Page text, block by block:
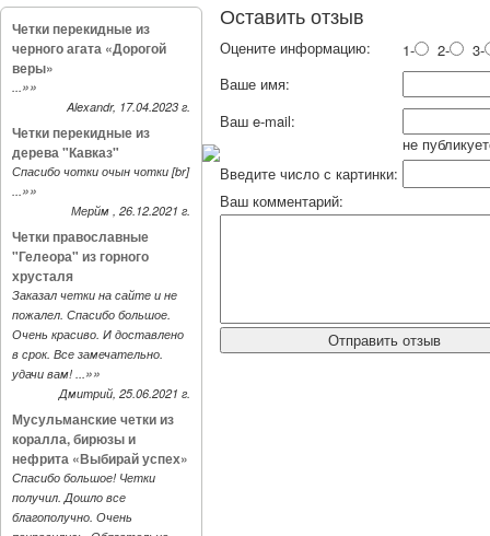
Четки перекидные из
черного агата «Дорогой
веры»
...»»
Alexandr, 17.04.2023 г.
Четки перекидные из
дерева "Кавказ"
Спасибо чотки очын чотки [br]
...»»
Мерйм , 26.12.2021 г.
Четки православные
"Гелеора" из горного
хрусталя
Заказал четки на сайте и не
пожалел. Спасибо большое.
Очень красиво. И доставлено
в срок. Все замечательно.
удачи вам! ...»»
Дмитрий, 25.06.2021 г.
Мусульманские четки из
коралла, бирюзы и
нефрита «Выбирай успех»
Спасибо большое! Четки
получил. Дошло все
благополучно. Очень
Оставить отзыв
Оцените информацию: 1- 2-
3-
Ваше имя:
Ваш e-mail:
не
Введите число с картинки:
Ваш комментарий: